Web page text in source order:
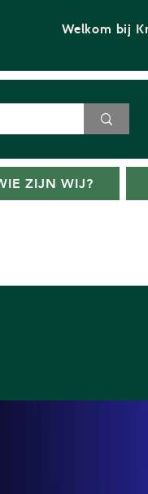
Welkom bij
ZIJN WIJ?